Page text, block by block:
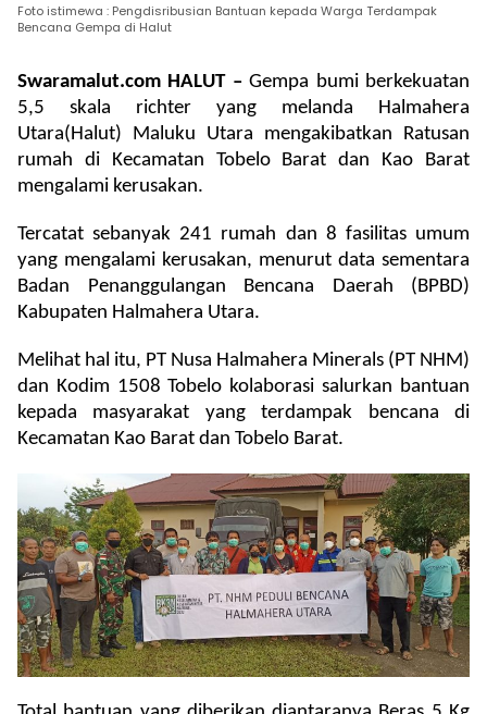
Foto istimewa : Pengdisribusian Bantuan kepada Warga Terdampak
Bencana Gempa di Halut
Swaramalut.com HALUT –Gempa bumi berkekuatan
5,5 skala richter yang melanda Halmahera
Utara(Halut) Maluku Utara mengakibatkan Ratusan
rumah di Kecamatan Tobelo Barat dan Kao Barat
mengalami kerusakan.
Tercatat sebanyak 241 rumah dan 8 fasilitas umum
yang mengalami kerusakan, menurut data sementara
Badan Penanggulangan Bencana Daerah (BPBD)
Kabupaten Halmahera Utara.
Melihat hal itu, PT Nusa Halmahera Minerals (PT NHM)
dan Kodim 1508 Tobelo kolaborasi salurkan bantuan
kepada masyarakat yang terdampak bencana di
Kecamatan Kao Barat dan Tobelo Barat.